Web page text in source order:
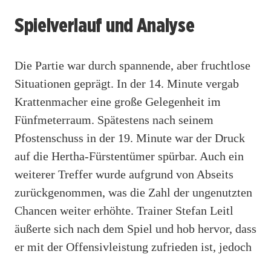
Spielverlauf und Analyse
Die Partie war durch spannende, aber fruchtlose
Situationen geprägt. In der 14. Minute vergab
Krattenmacher eine große Gelegenheit im
Fünfmeterraum. Spätestens nach seinem
Pfostenschuss in der 19. Minute war der Druck
auf die Hertha-Fürstentümer spürbar. Auch ein
weiterer Treffer wurde aufgrund von Abseits
zurückgenommen, was die Zahl der ungenutzten
Chancen weiter erhöhte. Trainer Stefan Leitl
äußerte sich nach dem Spiel und hob hervor, dass
er mit der Offensivleistung zufrieden ist, jedoch